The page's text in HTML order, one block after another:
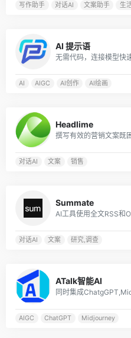
写作助手 对话AI 文案助手 生
AI 提示语
AI AIGC AI创作 AI绘画
Headlime
对话AI 文案 销售
Summate
AI工具使用全文RSS和
对话AI 文案 研究,调查
ATalk智能AI
AIGC ChatGPT Midjourney